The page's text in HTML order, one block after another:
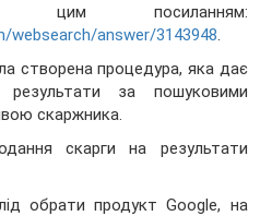
цим посиланням:
websearch/answer/3143948.
створена процедура, яка дає
результати за пошуковими
скаржника.
скарги на результати
обрати продукт Google, на